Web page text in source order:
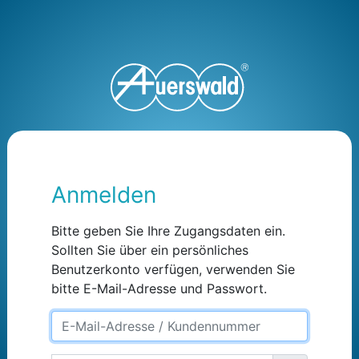
Anmelden
Bitte geben Sie Ihre Zugangsdaten ein.
Sollten Sie über ein persönliches
Benutzerkonto verfügen, verwenden Sie
bitte E-Mail-Adresse und Passwort.
EmailOrUsername